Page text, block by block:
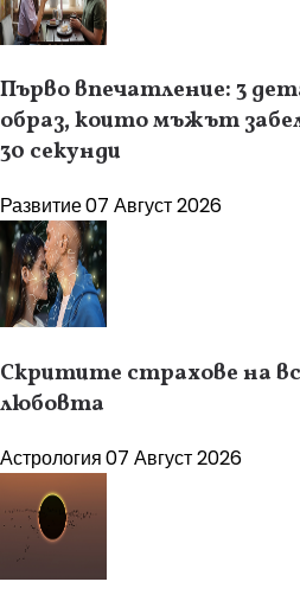
Първо впечатление: 3
образ, които мъжът
30 секунди
Развитие07 Август 2026
Скритите страхове на
любовта
Астрология07 Август 2026